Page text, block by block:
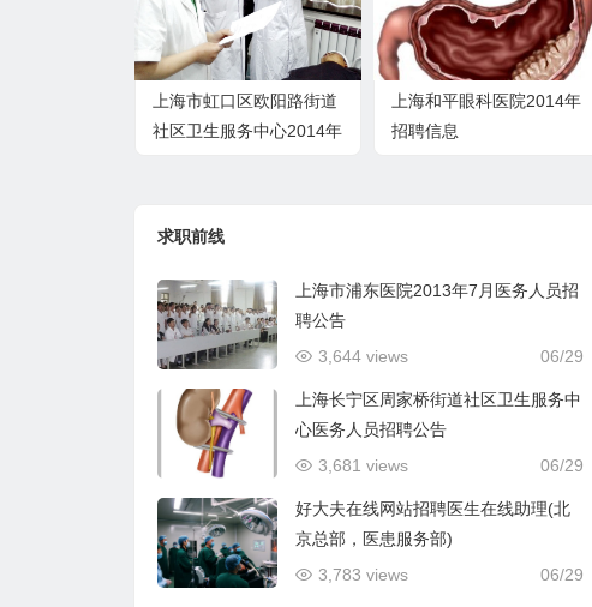
上海市虹口区欧阳路街道
社区卫生服务中心2014年
上海和平眼科医院2014年
招聘信息
求职前线
上海市浦东医院2013年7月医务人员招
聘公告
06/29
3,644 views
上海长宁区周家桥街道社区卫生服务中
心医务人员招聘公告
06/29
3,681 views
好大夫在线网站招聘医生在线助理(北
京总部，医患服务部)
06/29
3,783 views